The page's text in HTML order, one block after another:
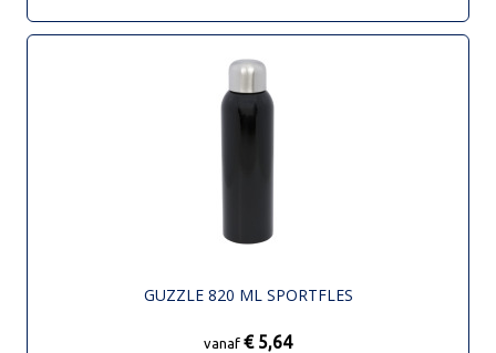
GUZZLE 820 ML SPORTFLES
vanaf € 5,64